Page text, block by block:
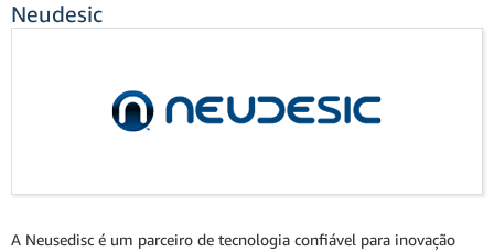
Neudesic
A Neusedisc é um parceiro de tecnologia confiável para inovação